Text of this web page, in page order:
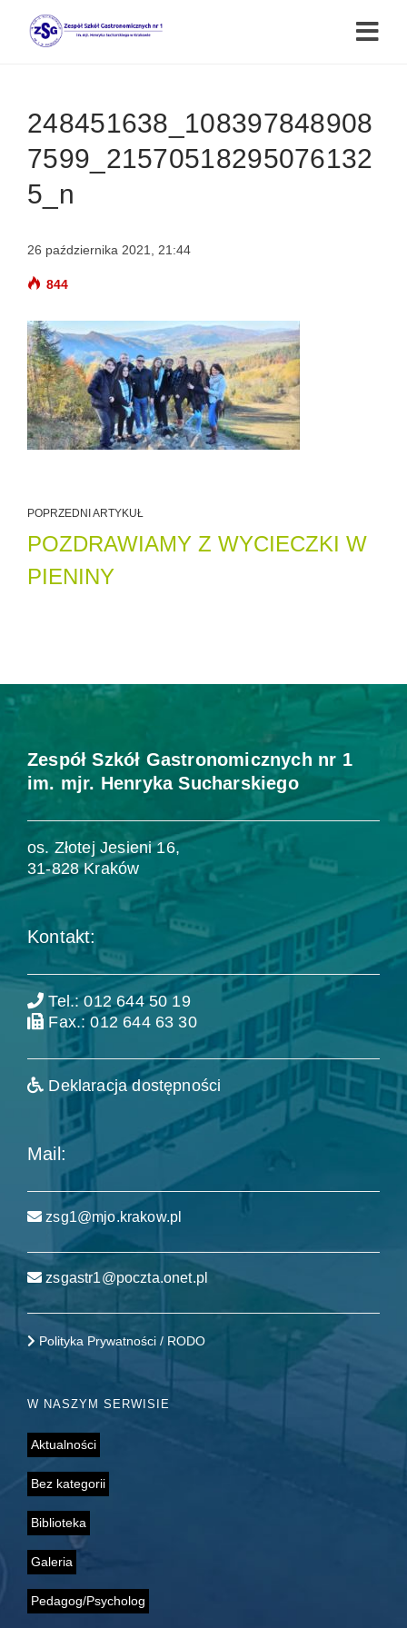
248451638_108397848908
7599_21570518295076132
5_n
26 października 2021, 21:44
844
POPRZEDNI ARTYKUŁ
POZDRAWIAMY Z WYCIECZKI W
PIENINY
Zespół Szkół Gastronomicznych nr 1
im. mjr. Henryka Sucharskiego
os. Złotej Jesieni 16,
31-828 Kraków
Kontakt:
Tel.: 012 644 50 19
Fax.: 012 644 63 30
Deklaracja dostępności
Mail:
zsg1@mjo.krakow.pl
zsgastr1@poczta.onet.pl
Polityka Prywatności / RODO
W NASZYM SERWISIE
Aktualności
Bez kategorii
Biblioteka
Galeria
Pedagog/Psycholog